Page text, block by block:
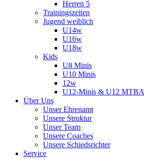
Herren 5
Trainingszeiten
Jugend weiblich
U14w
U16w
U18w
Kids
U8 Minis
U10 Minis
12w
U12-Minis & U12 MTBA
Über Uns
Unser Ehrenamt
Unsere Struktur
Unser Team
Unsere Coaches
Unsere Schiedsrichter
Service